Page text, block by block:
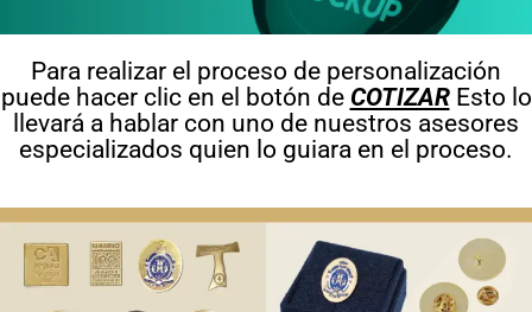
Para realizar el proceso de personalización
puede hacer clic en el botón de COTIZAREsto lo
llevará a hablar con uno de nuestros asesores
especializados quien lo guiara en el proceso.